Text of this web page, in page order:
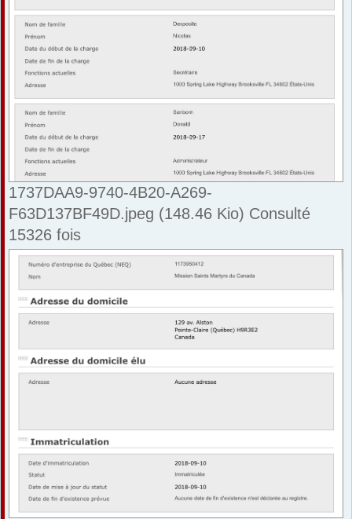
1737DAA9-9740-4B20-A269-
F63D137BF49D.jpeg (148.46 Kio) Consulté
15326 fois